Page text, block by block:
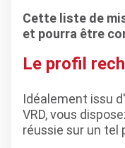
Cette liste de
et pourra être
Le profil
Idéalement issu
VRD, vous
réussie sur un tel